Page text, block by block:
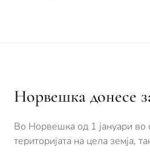
Норвешка донесе
Во Норвешка од 1 јануари во
територијата на цела земја,